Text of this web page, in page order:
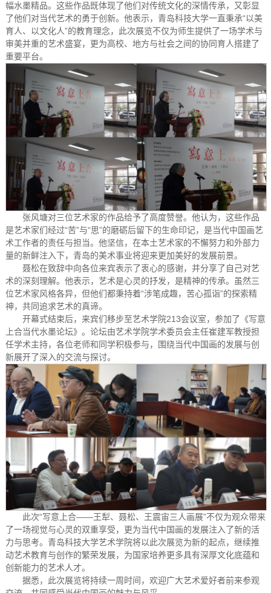
幅水墨精品。这些作品既体现了他们对传统文化的深情传承，又彰显
了他们对当代艺术的勇于创新。他表示，青岛科技大学一直秉承“以美
育人、以文化人”的教育理念，此次展览不仅为师生提供了一场学术与
审美并重的艺术盛宴，更为高校、地方与社会之间的协同育人搭建了
重要平台。
张风塘对三位艺术家的作品给予了高度赞誉。他认为，这些作品
是艺术家们经过“苦”与“思”的磨砺后留下的生命印记，是当代中国画艺
术工作者的责任与担当。他坚信，在本土艺术家的不懈努力和外部力
量的新鲜注入下，青岛的美术事业将迎来更加美好的发展前景。
聂松在致辞中向各位来宾表示了衷心的感谢，并分享了自己对艺
术的深刻理解。他表示，艺术是心灵的抒发，是精神的传承。虽然三
位艺术家风格各异，但他们都秉持着“涉笔成趣，苦心孤诣”的探索精
神，共同追求艺术的真谛。
开幕式结束后，来宾们移步至艺术学院213会议室，参加了《写意
上合当代水墨论坛》。论坛由艺术学院学术委员会主任崔建军教授担
任学术主持，各位老师和同学积极参与，围绕当代中国画的发展与创
新展开了深入的交流与探讨。
此次“写意上合——王犁、聂松、王震宙三人画展”不仅为观众带来
了一场视觉与心灵的双重享受，更为当代中国画的发展注入了新的活
力与思考。青岛科技大学艺术学院将以此次展览为新的起点，继续推
动艺术教育与创作的繁荣发展，为国家培养更多具有深厚文化底蕴和
创新能力的艺术人才。
据悉，此次展览将持续一周时间，欢迎广大艺术爱好者前来参观